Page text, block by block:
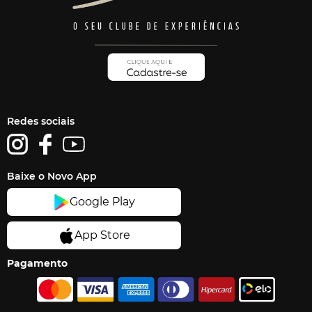
Redes sociais
Baixe o Novo App
Pagamento